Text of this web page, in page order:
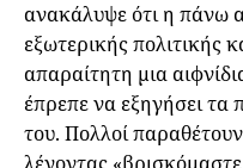
ανακάλυψε ότι η πάνω
εξωτερικής πολιτικής
απαραίτητη μια
έπρεπε να εξηγήσει
του. Πολλοί